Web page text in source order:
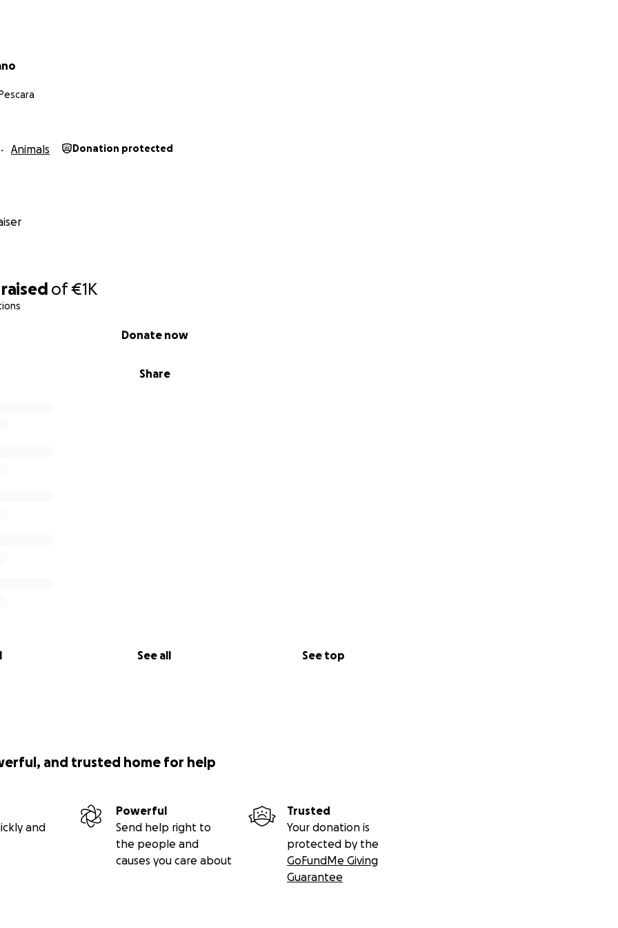
raised of€1K
Share
Donate now
See all See top
Animals Donation protected
and trusted home for help
and
Powerful
Send help right to
the people and
causes you care about
Trusted
Your donation is
protected by the
GoFundMe Giving
Guarantee